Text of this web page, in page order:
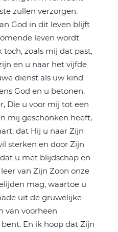
zullen verzorgen.
God in dit leven blijft
leven wordt
zoals mij dat past,
en u naar het vijfde
dienst als uw kind
God en u betonen.
Die u voor mij tot een
mij geschonken heeft,
dat Hij u naar Zijn
sterken en door Zijn
u met blijdschap en
van Zijn Zoon onze
mag, waartoe u
uit de gruwelijke
van voorheen
En ik hoop dat Zijn